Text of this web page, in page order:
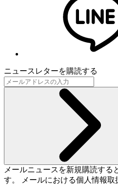
ニュースレターを購読する
メールニュースを新規購読す
す。 メールにおける個人情報